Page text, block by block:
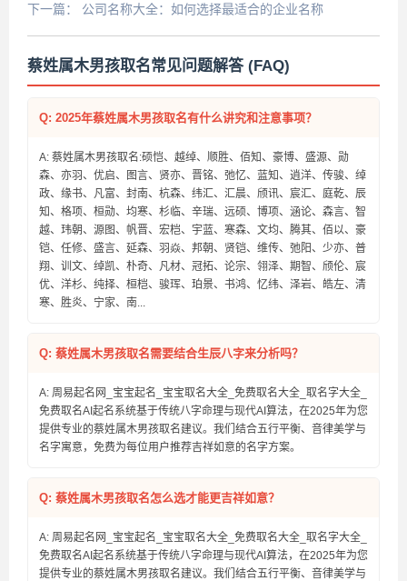
下一篇： 公司名称大全：如何选择最适合的企业名称
蔡姓属木男孩取名常见问题解答 (FAQ)
Q: 2025年蔡姓属木男孩取名有什么讲究和注意事项？
A: 蔡姓属木男孩取名:硕恺、越绰、顺胜、佰知、豪博、盛源、勋
森、亦羽、优启、图言、贤亦、晋铭、弛忆、蓝知、逍洋、传骏、绰
政、缘书、凡富、封南、杭森、纬汇、汇晨、颀讯、宸汇、庭乾、辰
知、格项、桓勋、均寒、杉临、辛瑞、远硕、博项、涵论、森言、智
越、玮朝、源图、帆晋、宏桤、宇蓝、寒森、文均、腾其、佰以、豪
铠、任修、盛言、延森、羽焱、邦朝、贤铠、维传、弛阳、少亦、普
翔、训文、绰凯、朴奇、凡材、冠拓、论宗、翎泽、期智、颀伦、宸
优、洋杉、纯择、桓桤、骏珲、珀景、书鸿、忆纬、泽岩、皓左、清
寒、胜炎、宁家、南...
Q: 蔡姓属木男孩取名需要结合生辰八字来分析吗？
A: 周易起名网_宝宝起名_宝宝取名大全_免费取名大全_取名字大全_
免费取名AI起名系统基于传统八字命理与现代AI算法，在2025年为您
提供专业的蔡姓属木男孩取名建议。我们结合五行平衡、音律美学与
名字寓意，免费为每位用户推荐吉祥如意的名字方案。
Q: 蔡姓属木男孩取名怎么选才能更吉祥如意？
A: 周易起名网_宝宝起名_宝宝取名大全_免费取名大全_取名字大全_
免费取名AI起名系统基于传统八字命理与现代AI算法，在2025年为您
提供专业的蔡姓属木男孩取名建议。我们结合五行平衡、音律美学与